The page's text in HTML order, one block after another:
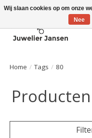
Home / Tags / 80
Wij slaan cookies op om onze
Nee